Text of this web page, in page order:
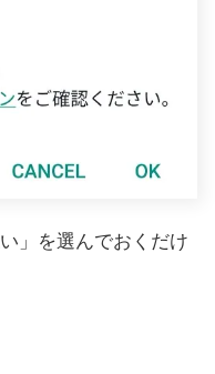
」を選んでおくだけ